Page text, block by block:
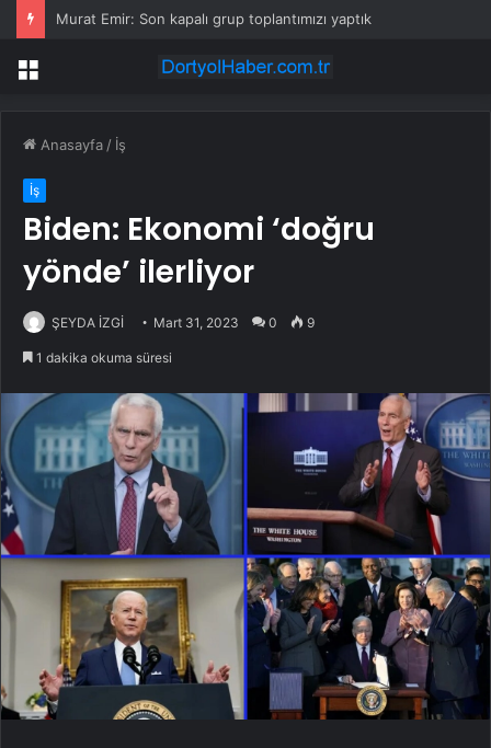
Murat Emir: Son kapalı grup toplantımızı yaptık
Menü
Anasayfa / İş
İş
Biden: Ekonomi ‘doğru
yönde’ ilerliyor
ŞEYDA İZGİ Mart 31, 2023 0 9
1 dakika okuma süresi